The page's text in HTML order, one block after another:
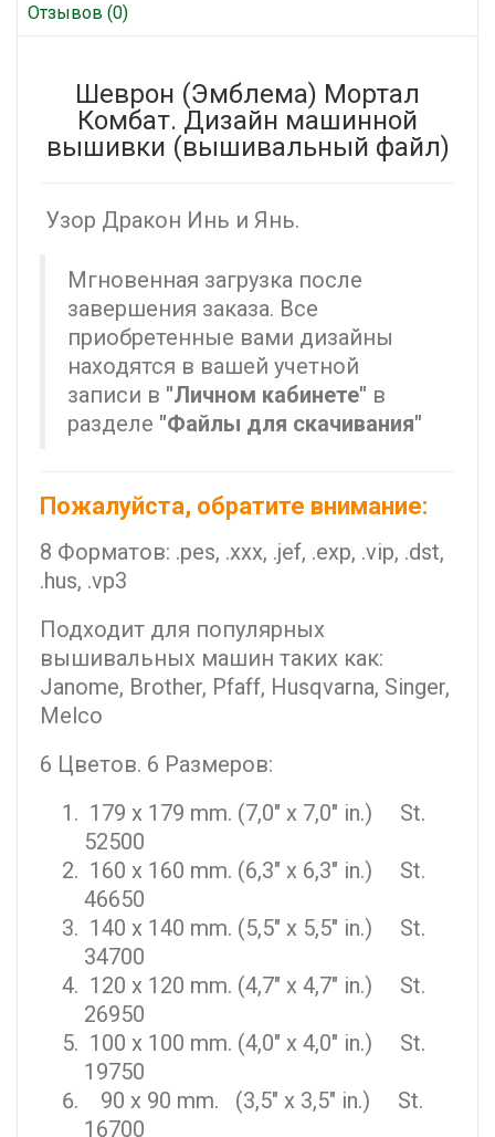
Отзывов (0)
Шеврон (Эмблема) Мортал
Комбат. Дизайн машинной
вышивки (вышивальный файл)
Узор Дракон Инь и Янь.
Мгновенная загрузка после
завершения заказа. Все
приобретенные вами дизайны
находятся в вашей учетной
записи в "Личном кабинете" в
разделе "Файлы для скачивания"
Пожалуйста, обратите внимание:
8 Форматов: .pes, .xxx, .jef, .exp, .vip, .dst,
.hus, .vp3
Подходит для популярных
вышивальных машин таких как:
Janome, Brother, Pfaff, Husqvarna, Singer,
Melco
6 Цветов. 6 Размеров:
179 x 179 mm. (7,0" x 7,0" in.) St.
52500
160 x 160 mm. (6,3" x 6,3" in.) St.
46650
140 x 140 mm. (5,5" x 5,5" in.) St.
34700
120 x 120 mm. (4,7" x 4,7" in.) St.
26950
100 x 100 mm. (4,0" x 4,0" in.) St.
19750
90 x 90 mm. (3,5" x 3,5" in.) St.
16700